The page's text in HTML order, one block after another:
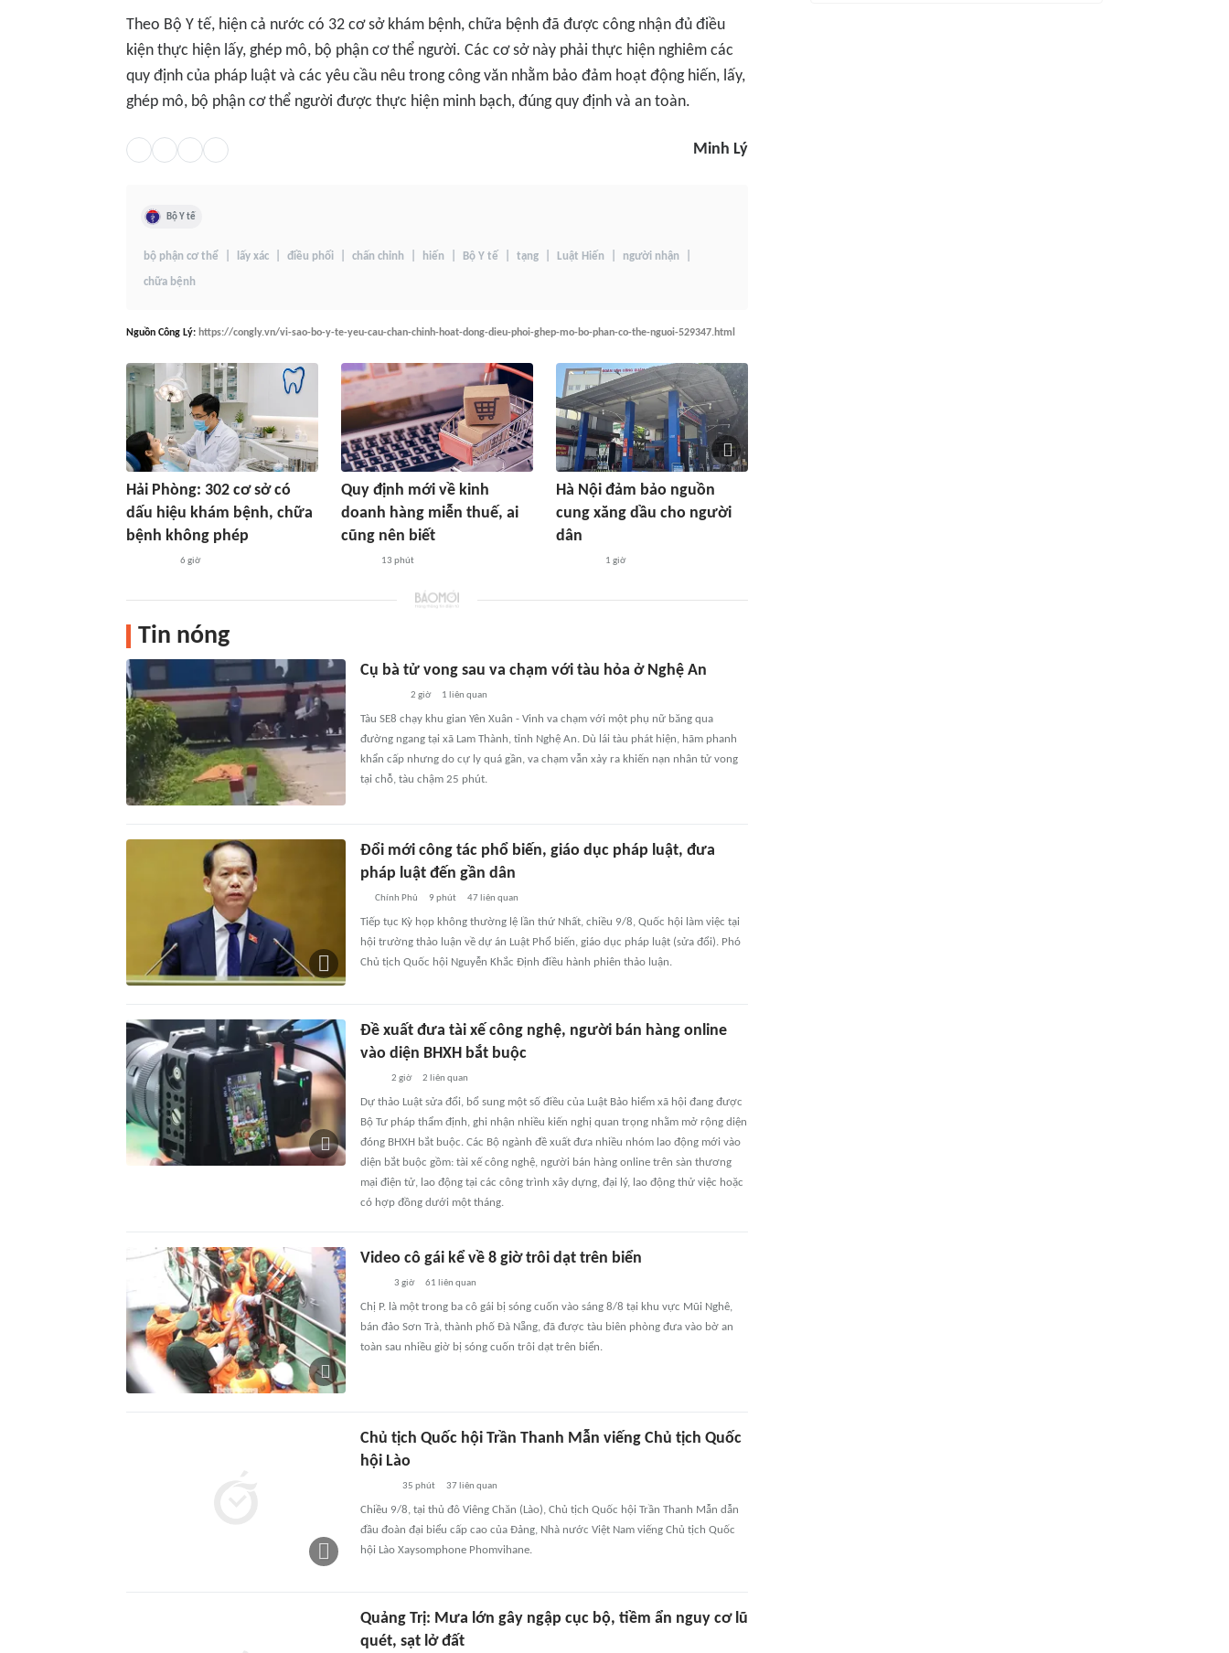
Theo Bộ Y tế, hiện cả nước có 32 cơ sở khám bệnh, chữa bệnh đã được công nhận đủ điều
kiện thực hiện lấy, ghép mô, bộ phận cơ thể người. Các cơ sở này phải thực hiện nghiêm các
quy định của pháp luật và các yêu cầu nêu trong công văn nhằm bảo đảm hoạt động hiến, lấy,
ghép mô, bộ phận cơ thể người được thực hiện minh bạch, đúng quy định và an toàn.
Minh Lý
Bộ Y tế
bộ phận cơ thể lấy xác điều phối chấn chỉnh hiến Bộ Y tế tạng Luật Hiến người nhận
chữa bệnh
Nguồn Công Lý: https://congly.vn/vi-sao-bo-y-te-yeu-cau-chan-chinh-hoat-dong-dieu-phoi-ghep-mo-bo-phan-co-the-nguoi-529347.html
Hải Phòng: 302 cơ sở có
dấu hiệu khám bệnh, chữa
bệnh không phép
6 giờ
Quy định mới về kinh
doanh hàng miễn thuế, ai
cũng nên biết
13 phút
Hà Nội đảm bảo nguồn
cung xăng dầu cho người
dân
1 giờ
Tin nóng
Cụ bà tử vong sau va chạm với tàu hỏa ở Nghệ An
2 giờ 1 liên quan
Tàu SE8 chạy khu gian Yên Xuân - Vinh va chạm với một phụ nữ băng qua
đường ngang tại xã Lam Thành, tỉnh Nghệ An. Dù lái tàu phát hiện, hãm phanh
khẩn cấp nhưng do cự ly quá gần, va chạm vẫn xảy ra khiến nạn nhân tử vong
tại chỗ, tàu chậm 25 phút.
Đổi mới công tác phổ biến, giáo dục pháp luật, đưa
pháp luật đến gần dân
Chính Phủ 9 phút 47 liên quan
Tiếp tục Kỳ họp không thường lệ lần thứ Nhất, chiều 9/8, Quốc hội làm việc tại
hội trường thảo luận về dự án Luật Phổ biến, giáo dục pháp luật (sửa đổi). Phó
Chủ tịch Quốc hội Nguyễn Khắc Định điều hành phiên thảo luận.
Đề xuất đưa tài xế công nghệ, người bán hàng online
vào diện BHXH bắt buộc
2 giờ 2 liên quan
Dự thảo Luật sửa đổi, bổ sung một số điều của Luật Bảo hiểm xã hội đang được
Bộ Tư pháp thẩm định, ghi nhận nhiều kiến nghị quan trọng nhằm mở rộng diện
đóng BHXH bắt buộc. Các Bộ ngành đề xuất đưa nhiều nhóm lao động mới vào
diện bắt buộc gồm: tài xế công nghệ, người bán hàng online trên sàn thương
mại điện tử, lao động tại các công trình xây dựng, đại lý, lao động thử việc hoặc
có hợp đồng dưới một tháng.
Video cô gái kể về 8 giờ trôi dạt trên biển
3 giờ 61 liên quan
Chị P. là một trong ba cô gái bị sóng cuốn vào sáng 8/8 tại khu vực Mũi Nghê,
bán đảo Sơn Trà, thành phố Đà Nẵng, đã được tàu biên phòng đưa vào bờ an
toàn sau nhiều giờ bị sóng cuốn trôi dạt trên biển.
Chủ tịch Quốc hội Trần Thanh Mẫn viếng Chủ tịch Quốc
hội Lào
35 phút 37liên quan
Chiều 9/8, tại thủ đô Viêng Chăn (Lào), Chủ tịch Quốc hội Trần Thanh Mẫn dẫn
đầu đoàn đại biểu cấp cao của Đảng, Nhà nước Việt Nam viếng Chủ tịch Quốc
hội Lào Xaysomphone Phomvihane.
Quảng Trị: Mưa lớn gây ngập cục bộ, tiềm ẩn nguy cơ lũ
quét, sạt lở đất